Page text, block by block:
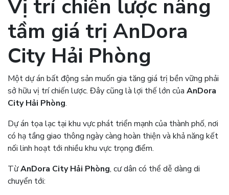
Vị trí chiến lược nâng
tầm giá trị AnDora
City Hải Phòng
Một dự án bất động sản muốn gia tăng giá trị bền vững phải
sở hữu vị trí chiến lược. Đây cũng là lợi thế lớn của AnDora
City Hải Phòng.
Dự án tọa lạc tại khu vực phát triển mạnh của thành phố, nơi
có hạ tầng giao thông ngày càng hoàn thiện và khả năng kết
nối linh hoạt tới nhiều khu vực trọng điểm.
TừAnDora City Hải Phòng, cư dân có thể dễ dàng di
chuyển tới: